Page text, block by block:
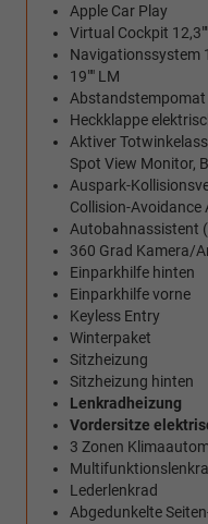
Apple Car Play
Virtual Cockpit 12,3""
Navigationssystem
19"" LM
Abstandstempomat
Heckklappe
Aktiver
Spot View Monitor,
Auspark-
Collision-Avoidance
Autobahnassistent
360 Grad Kamera/
Einparkhilfe hinten
Einparkhilfe vorne
Keyless Entry
Winterpaket
Sitzheizung
Sitzheizung hinten
Lenkradheizung
Vordersitze
3 Zonen
Lederlenkrad
Abgedunkelte